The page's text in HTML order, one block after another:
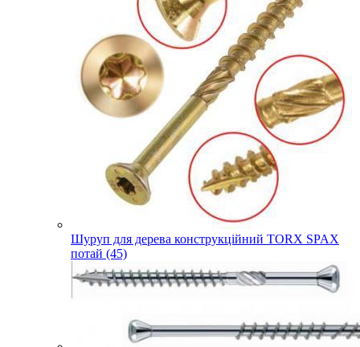
Шуруп для дерева конструкційний TORX SPAX
потай (45)